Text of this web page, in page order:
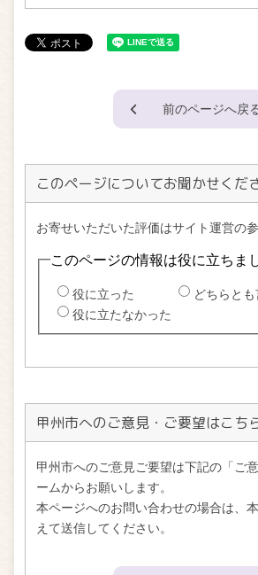
前のページへ戻
このページについてお聞かせくだ
甲州市へのご意見・ご要望はこち
甲州市へのご意見ご要望は下記の「ご
ームからお願いします。
本ページへのお問い合わせの場合は、
えて送信してください。